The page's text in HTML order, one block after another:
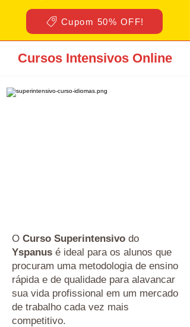
Cupom 50% OFF!
Cursos Intensivos Online
O Curso Superintensivo do
Yspanus é ideal para os alunos que
procuram uma metodologia de ensino
rápida e de qualidade para alavancar
sua vida profissional em um mercado
de trabalho cada vez mais
competitivo.